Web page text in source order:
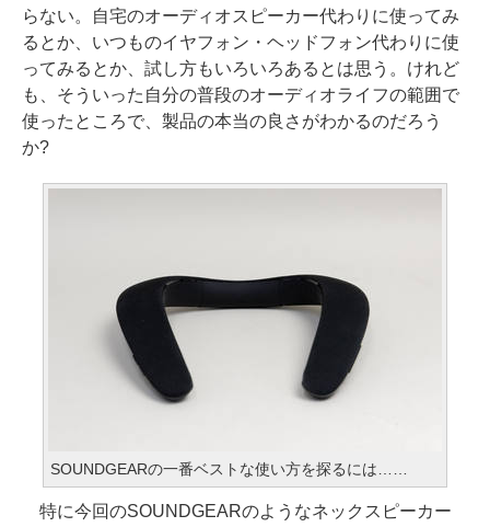
らない。自宅のオーディオスピーカー代わりに使ってみ
るとか、いつものイヤフォン・ヘッドフォン代わりに使
ってみるとか、試し方もいろいろあるとは思う。けれど
も、そういった自分の普段のオーディオライフの範囲で
使ったところで、製品の本当の良さがわかるのだろう
か?
SOUNDGEARの一番ベストな使い方を探るには……
特に今回のSOUNDGEARのようなネックスピーカー